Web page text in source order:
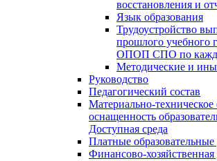
восстановления и
Язык образования
Трудоустройство
прошлого учебного
ОПОП СПО по
Методические и
Руководство
Педагогический состав
Материально-техническое
оснащенность
Доступная среда
Платные образовательные
Финансово-хозяйственная